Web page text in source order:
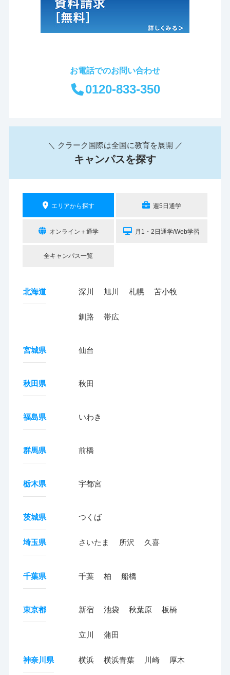
お電話でのお問い合わせ
0120-833-350
＼ クラーク国際は全国に教育を展開 ／
キャンパスを探す
エリアから探す 週5日通学
オンライン＋通学 月1・2日通学/Web学習
全キャンパス一覧
北海道 深川 旭川 札幌 苫小牧
釧路 帯広
宮城県 仙台
秋田県 秋田
福島県 いわき
群馬県 前橋
栃木県 宇都宮
茨城県 つくば
埼玉県 さいたま 所沢 久喜
千葉県 千葉 柏 船橋
東京都 新宿 池袋 秋葉原 板橋
立川 蒲田
神奈川県 横浜 横浜青葉 川崎 厚木